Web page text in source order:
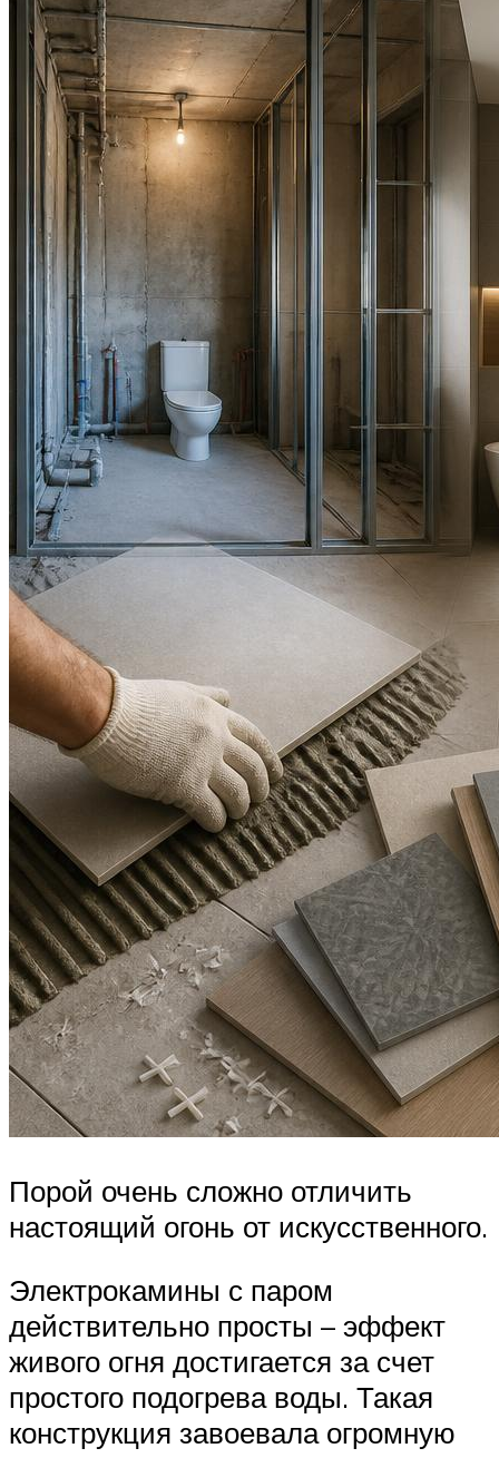
Порой очень сложно отличить
настоящий огонь от искусственного.
Электрокамины с паром
действительно просты – эффект
живого огня достигается за счет
простого подогрева воды. Такая
конструкция завоевала огромную